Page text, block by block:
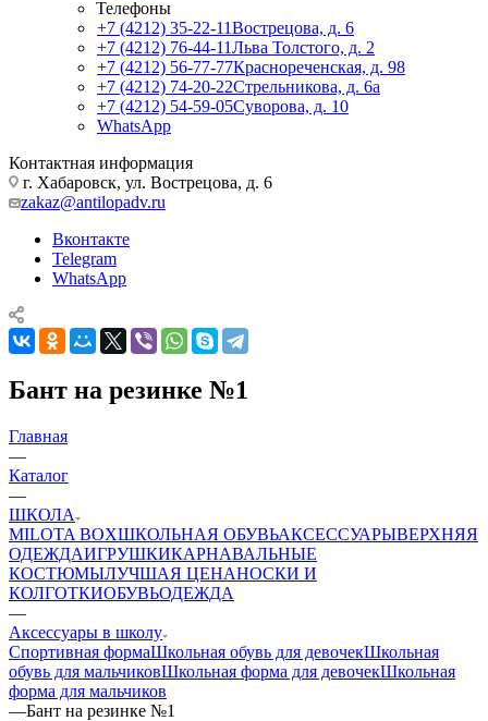
Телефоны
+7 (4212) 35-22-11Вострецова, д. 6
+7 (4212) 76-44-11Льва Толстого, д. 2
+7 (4212) 56-77-77Краснореченская, д. 98
+7 (4212) 74-20-22Стрельникова, д. 6а
+7 (4212) 54-59-05Суворова, д. 10
WhatsApp
Контактная информация
г. Хабаровск, ул. Вострецова, д. 6
zakaz@antilopadv.ru
Вконтакте
Telegram
WhatsApp
Бант на резинке №1
Главная
—
Каталог
—
ШКОЛА
MILOTA BOXШКОЛЬНАЯ ОБУВЬАКСЕССУАРЫВЕРХНЯЯ
ОДЕЖДАИГРУШКИКАРНАВАЛЬНЫЕ
КОСТЮМЫЛУЧШАЯ ЦЕНАНОСКИ И
КОЛГОТКИОБУВЬОДЕЖДА
—
Аксессуары в школу
Спортивная формаШкольная обувь для девочекШкольная
обувь для мальчиковШкольная форма для девочекШкольная
форма для мальчиков
—Бант на резинке №1